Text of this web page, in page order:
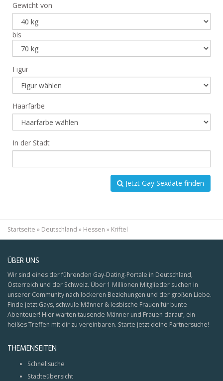
Gewicht von
bis
Figur
Haarfarbe
In der Stadt
Jetzt Gay Sexdate finden
Startseite » Deutschland » Hessen » Kriftel
ÜBER UNS
Wir sind eines der führenden Gay-Dating-Portale in Deutschland,
Österreich und der Schweiz. Über 1 Millionen Mitglieder suchen in
unserer Community nach lockeren Beziehungen und der großen Liebe.
Finde jetzt Gays, schwule Männer & lesbische Frauen für bunte
Abenteuer! Hier warten tausende Männer und Frauen darauf, ein
heißes Treffen mit dir zu vereinbaren. Starte jetzt deine Partnersuche!
THEMENSEITEN
Schnellsuche
Städteübersicht